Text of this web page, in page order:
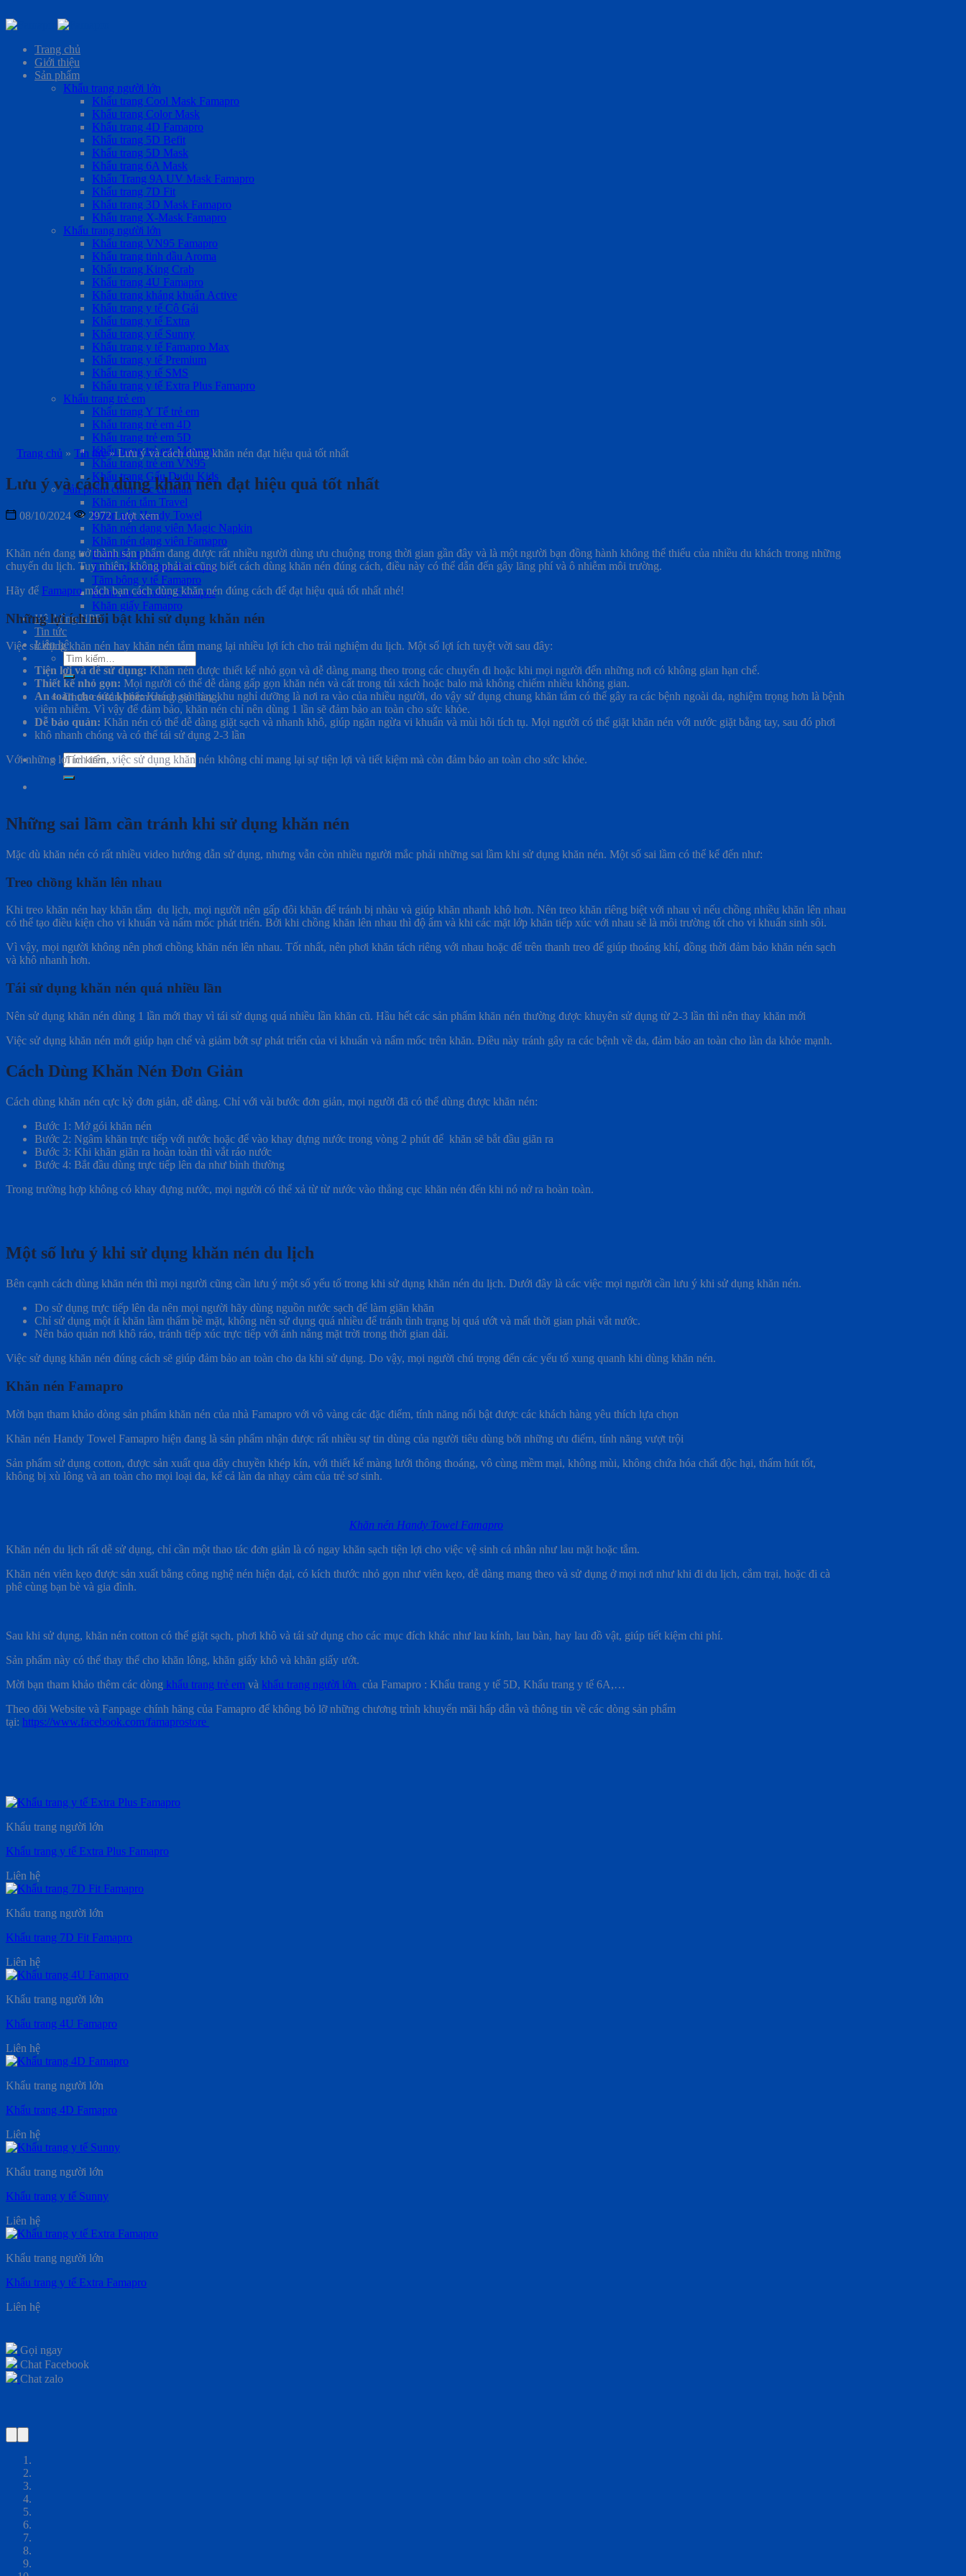
Skip
contentTrang chủ
Giới thiệu
Sản phẩm
Khẩu trang người lớn
Khẩu trang Cool Mask Famapro
Khẩu trang Color Mask
Khẩu trang 4D Famapro
Khẩu trang 5D Befit
Khẩu trang 5D Mask
Khẩu trang 6A Mask
Khẩu Trang 9A UV Mask Famapro
Khẩu trang 7D Fit
Khẩu trang 3D Mask Famapro
Khẩu trang X-Mask Famapro
Khẩu trang người lớn
Khẩu trang VN95 Famapro
Khẩu trang tinh dầu Aroma
Khẩu trang King Crab
Khẩu trang 4U Famapro
Khẩu trang kháng khuẩn Active
Khẩu trang y tế Cô Gái
Khẩu trang y tế Extra
Khẩu trang y tế Sunny
Khẩu trang y tế Famapro Max
Khẩu trang y tế Premium
Khẩu trang y tế SMS
Khẩu trang y tế Extra Plus Famapro
Khẩu trang trẻ em
Khẩu trang Y Tế trẻ em
Khẩu trang trẻ em 4D
Khẩu trang trẻ em 5D
Khẩu trang trẻ em Mommy
Khẩu trang trẻ em VN95
Khẩu trang Gấu Dudu Kids
Sản phẩm chăm sóc cá nhân
Khăn nén tắm Travel
Khăn nén Handy Towel
Khăn nén dạng viên Magic Napkin
Khăn nén dạng viên Famapro
Bông tẩy trang
Tăm chỉ nha khoa Famapro
Tăm bông y tế Famapro
Khăn lau đa năng Famapro
Khăn giấy Famapro
Hệ thống NPP
Tin tức
Liên hệ
Tìm
kiếm:
Chưa có sản phẩm trong giỏ hàng.
Tìm
kiếm:
Trang chủ » Tin tức»Lưu ý và cách dùng khăn nén đạt hiệu quả tốt nhất
Lưu ý và cách dùng khăn nén đạt hiệu quả tốt nhất
08/10/2024 2972 Lượt xem
Khăn nén đang trở thành sản phẩm đang được rất nhiều người dùng ưu chuộng trong thời gian gần đây và là một người bạn đồng hành không thể thiếu của nhiều du khách trong những
chuyến du lịch. Tuy nhiên, không phải ai cũng biết cách dùng khăn nén đúng cách, điều này có thể dẫn đến gây lãng phí và ô nhiễm môi trường.
Hãy để Famapromách bạn cách dùng khăn nén đúng cách để đạt hiệu quả tốt nhất nhé!
Những lợi ích nổi bật khi sử dụng khăn nén
Việc sử dụng khăn nén hay khăn nén tắm mang lại nhiều lợi ích cho trải nghiệm du lịch. Một số lợi ích tuyệt vời sau đây:
Tiện lợi và dễ sử dụng:Khăn nén được thiết kế nhỏ gọn và dễ dàng mang theo trong các chuyến đi hoặc khi mọi người đến những nơi có không gian hạn chế.
Thiết kế nhỏ gọn: Mọi người có thể dễ dàng gấp gọn khăn nén và cất trong túi xách hoặc balo mà không chiếm nhiều không gian.
An toàn cho sức khỏe:Khách sạn hay khu nghỉ dưỡng là nơi ra vào của nhiều người, do vậy sử dụng chung khăn tắm có thể gây ra các bệnh ngoài da, nghiệm trọng hơn là bệnh
viêm nhiễm. Vì vậy để đảm bảo, khăn nén chỉ nên dùng 1 lần sẽ đảm bảo an toàn cho sức khỏe.
Dễ bảo quản: Khăn nén có thể dễ dàng giặt sạch và nhanh khô, giúp ngăn ngừa vi khuẩn và mùi hôi tích tụ. Mọi người có thể giặt khăn nén với nước giặt bằng tay, sau đó phơi
khô nhanh chóng và có thể tái sử dụng 2-3 lần
Với những lợi ích trên, việc sử dụng khăn nén không chỉ mang lại sự tiện lợi và tiết kiệm mà còn đảm bảo an toàn cho sức khỏe.
Những sai lầm cần tránh khi sử dụng khăn nén
Mặc dù khăn nén có rất nhiều video hướng dẫn sử dụng, nhưng vẫn còn nhiều người mắc phải những sai lầm khi sử dụng khăn nén. Một số sai lầm có thể kể đến như:
Treo chồng khăn lên nhau
Khi treo khăn nén hay khăn tắm du lịch, mọi người nên gấp đôi khăn để tránh bị nhàu và giúp khăn nhanh khô hơn. Nên treo khăn riêng biệt với nhau vì nếu chồng nhiều khăn lên nhau
có thể tạo điều kiện cho vi khuẩn và nấm mốc phát triển. Bởi khi chồng khăn lên nhau thì độ ẩm và khi các mặt lớp khăn tiếp xúc với nhau sẽ là môi trường tốt cho vi khuẩn sinh sôi.
Vì vậy, mọi người không nên phơi chồng khăn nén lên nhau. Tốt nhất, nên phơi khăn tách riêng với nhau hoặc để trên thanh treo để giúp thoáng khí, đồng thời đảm bảo khăn nén sạch
và khô nhanh hơn.
Tái sử dụng khăn nén quá nhiều lần
Nên sử dụng khăn nén dùng 1 lần mới thay vì tái sử dụng quá nhiều lần khăn cũ. Hầu hết các sản phẩm khăn nén thường được khuyên sử dụng từ 2-3 lần thì nên thay khăn mới
Việc sử dụng khăn nén mới giúp hạn chế và giảm bớt sự phát triển của vi khuẩn và nấm mốc trên khăn. Điều này tránh gây ra các bệnh về da, đảm bảo an toàn cho làn da khỏe mạnh.
Cách Dùng Khăn Nén Đơn Giản
Cách dùng khăn nén cực kỳ đơn giản, dễ dàng. Chỉ với vài bước đơn giản, mọi người đã có thể dùng được khăn nén:
Bước 1: Mở gói khăn nén
Bước 2: Ngâm khăn trực tiếp với nước hoặc để vào khay đựng nước trong vòng 2 phút để khăn sẽ bắt đầu giãn ra
Bước 3: Khi khăn giãn ra hoàn toàn thì vắt ráo nước
Bước 4: Bắt đầu dùng trực tiếp lên da như bình thường
Trong trường hợp không có khay đựng nước, mọi người có thể xả từ từ nước vào thẳng cục khăn nén đến khi nó nở ra hoàn toàn.
Một số lưu ý khi sử dụng khăn nén du lịch
Bên cạnh cách dùng khăn nén thì mọi người cũng cần lưu ý một số yếu tố trong khi sử dụng khăn nén du lịch. Dưới đây là các việc mọi người cần lưu ý khi sử dụng khăn nén.
Do sử dụng trực tiếp lên da nên mọi người hãy dùng nguồn nước sạch để làm giãn khăn
Chỉ sử dụng một ít khăn làm thấm bề mặt, không nên sử dụng quá nhiều để tránh tình trạng bị quá ướt và mất thời gian phải vắt nước.
Nên bảo quản nơi khô ráo, tránh tiếp xúc trực tiếp với ánh nắng mặt trời trong thời gian dài.
Việc sử dụng khăn nén đúng cách sẽ giúp đảm bảo an toàn cho da khi sử dụng. Do vậy, mọi người chú trọng đến các yếu tố xung quanh khi dùng khăn nén.
Khăn nén Famapro
Mời bạn tham khảo dòng sản phẩm khăn nén của nhà Famapro với vô vàng các đặc điểm, tính năng nổi bật được các khách hàng yêu thích lựa chọn
Khăn nén Handy Towel Famapro hiện đang là sản phẩm nhận được rất nhiều sự tin dùng của người tiêu dùng bởi những ưu điểm, tính năng vượt trội
Sản phẩm sử dụng cotton, được sản xuất qua dây chuyền khép kín, với thiết kế màng lưới thông thoáng, vô cùng mềm mại, không mùi, không chứa hóa chất độc hại, thấm hút tốt,
không bị xù lông và an toàn cho mọi loại da, kể cả làn da nhạy cảm của trẻ sơ sinh.
Khăn nén Handy Towel Famapro
Khăn nén du lịch rất dễ sử dụng, chỉ cần một thao tác đơn giản là có ngay khăn sạch tiện lợi cho việc vệ sinh cá nhân như lau mặt hoặc tắm.
Khăn nén viên kẹo được sản xuất bằng công nghệ nén hiện đại, có kích thước nhỏ gọn như viên kẹo, dễ dàng mang theo và sử dụng ở mọi nơi như khi đi du lịch, cắm trại, hoặc đi cà
phê cùng bạn bè và gia đình.
Sau khi sử dụng, khăn nén cotton có thể giặt sạch, phơi khô và tái sử dụng cho các mục đích khác như lau kính, lau bàn, hay lau đồ vật, giúp tiết kiệm chi phí.
Sản phẩm này có thể thay thế cho khăn lông, khăn giấy khô và khăn giấy ướt.
Mời bạn tham khảo thêm các dòng khẩu trang trẻ em và khẩu trang người lớn của Famapro : Khẩu trang y tế 5D, Khẩu trang y tế 6A,…
Theo dõi Website và Fanpage chính hãng của Famapro để không bỏ lỡ những chương trình khuyến mãi hấp dẫn và thông tin về các dòng sản phẩm
tại: https://www.facebook.com/famaprostore
Khẩu trang người lớn
Khẩu trang y tế Extra Plus Famapro
Liên hệ
Khẩu trang người lớn
Khẩu trang 7D Fit Famapro
Liên hệ
Khẩu trang người lớn
Khẩu trang 4U Famapro
Liên hệ
Khẩu trang người lớn
Khẩu trang 4D Famapro
Liên hệ
Khẩu trang người lớn
Khẩu trang y tế Sunny
Liên hệ
Khẩu trang người lớn
Khẩu trang y tế Extra Famapro
Liên hệ
Gọi ngay
Chat Facebook
Chat zalo